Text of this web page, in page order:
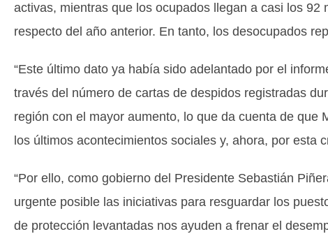
activas, mientras que los ocupados llegan a casi los
respecto del año anterior. En tanto, los desocupados
“Este último dato ya había sido adelantado por el
través del número de cartas de despidos registradas
región con el mayor aumento, lo que da cuenta de
los últimos acontecimientos sociales y, ahora, por esta
“Por ello, como gobierno del Presidente Sebastián
urgente posible las iniciativas para resguardar los
de protección levantadas nos ayuden a frenar el